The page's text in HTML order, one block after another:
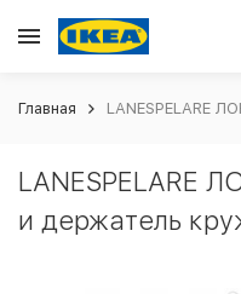
Главная LANESPELARE
LANESPELARE
и держатель